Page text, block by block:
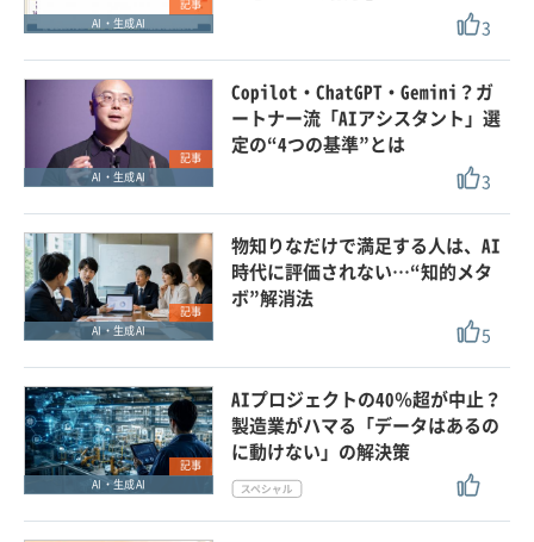
記事
AI・生成AI
3
記事
AI・生成AI
Copilot・ChatGPT・Gemini？ガ
ートナー流「AIアシスタント」選
定の“4つの基準”とは
3
記事
AI・生成AI
物知りなだけで満足する人は、AI
時代に評価されない…“知的メタ
ボ”解消法
5
記事
AI・生成AI
AIプロジェクトの40％超が中止？
製造業がハマる「データはあるの
に動けない」の解決策